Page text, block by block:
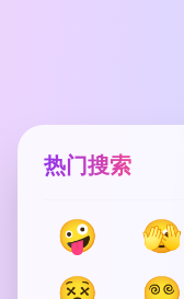
热门搜索
🤪 🫣